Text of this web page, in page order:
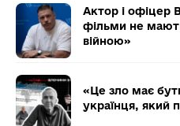
Актор і офіцер
фільми не мають
війною»
«Це зло має
українця, який